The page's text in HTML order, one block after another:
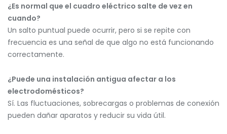
¿Es normal que el cuadro eléctrico salte de vez en
cuando?
Un salto puntual puede ocurrir, pero si se repite con
frecuencia es una señal de que algo no está funcionando
correctamente.
¿Puede una instalación antigua afectar a los
electrodomésticos?
Sí. Las fluctuaciones, sobrecargas o problemas de conexión
pueden dañar aparatos y reducir su vida útil.